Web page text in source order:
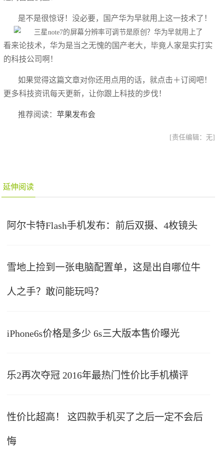
是不是很惊讶！没必要，国产华为早就用上这一技术了！
看来论技术，华为是当之无愧的国产老大，毕竟人家是实打实
的科技公司啊！
如果觉得这篇文章对你还用点用的话，就点击＋订阅吧！
更多科技资讯每天更新，让你跟上科技的步伐！
推荐阅读：苹果发布会
[责任编辑：无]
延伸阅读
阿尔卡特Flash手机发布：前后双摄、4枚镜头
雪地上捡到一张电脑配置单，这是出自哪位牛
人之手？敢问能玩吗？
iPhone6s价格是多少 6s三大版本售价曝光
乐2再次夺冠 2016年最热门性价比手机横评
性价比超高！ 这四款手机买了之后一定不会后
悔